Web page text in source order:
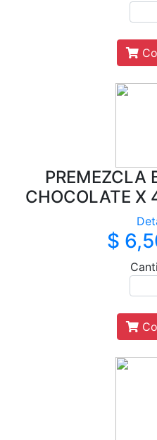
PREMEZCLA
CHOCOLATE X
$